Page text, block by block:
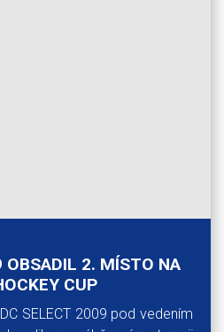
OBSADIL 2. MÍSTO NA
CUP
SELECT 2009 pod vedením